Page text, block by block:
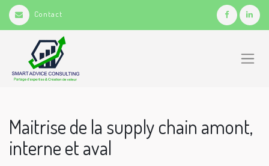
Contact
Maitrise de la supply chain amont,
interne et aval